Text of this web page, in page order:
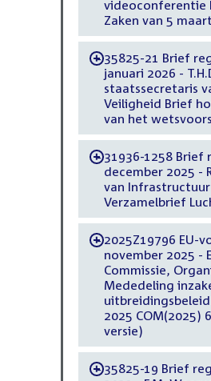
videoconferentie
Zaken van 5
-35825-21 Brief
januari 2026 -
staatssecretaris
Veiligheid Brief
van het
-31936-1258 Brief
december 2025 -
van
Verzamelbrief
-2025Z19796 EU-
november 2025 -
Commissie,
Mededeling
2025 COM(2025)
versie)
-35825-19 Brief